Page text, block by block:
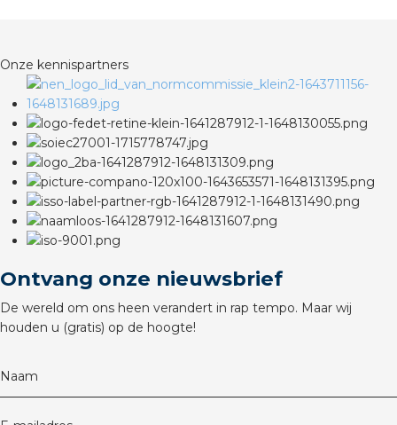
Onze kennispartners
Ontvang onze nieuwsbrief
De wereld om ons heen verandert in rap tempo. Maar wij
houden u (gratis) op de hoogte!
Naam